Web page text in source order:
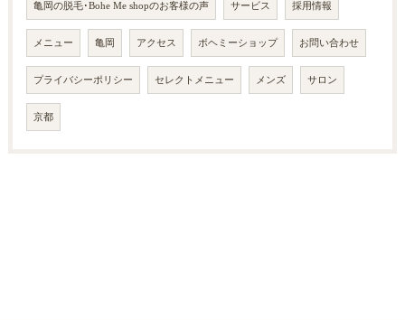
亀岡の脱毛･Bohe Me shopのお客様の声 サービス 採用情報
メニュー 亀岡 アクセス ボヘミーショップ お問い合わせ
プライバシーポリシー セレクトメニュー メンズ サロン
京都